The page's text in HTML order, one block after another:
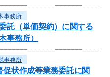
事務所
託（単価契約）に関する
事務所）
事務所
状作成等業務委託に関